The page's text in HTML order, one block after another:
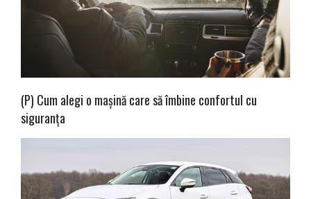
(P) Cum alegi o mașină care să îmbine confortul cu
siguranța